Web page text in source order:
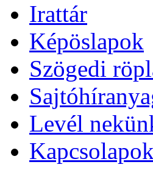
Irattár
Képöslapok
Szögedi
Levél
Kapcsolapok